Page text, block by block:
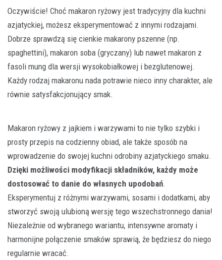
Oczywiście! Choć makaron ryżowy jest tradycyjny dla kuchni
azjatyckiej, możesz eksperymentować z innymi rodzajami.
Dobrze sprawdzą się cienkie makarony pszenne (np.
spaghettini), makaron soba (gryczany) lub nawet makaron z
fasoli mung dla wersji wysokobiałkowej i bezglutenowej.
Każdy rodzaj makaronu nada potrawie nieco inny charakter, ale
równie satysfakcjonujący smak.
Makaron ryżowy z jajkiem i warzywami to nie tylko szybki i
prosty przepis na codzienny obiad, ale także sposób na
wprowadzenie do swojej kuchni odrobiny azjatyckiego smaku.
Dzięki możliwości modyfikacji składników, każdy może
dostosować to danie do własnych upodobań.
Eksperymentuj z różnymi warzywami, sosami i dodatkami, aby
stworzyć swoją ulubioną wersję tego wszechstronnego dania!
Niezależnie od wybranego wariantu, intensywne aromaty i
harmonijne połączenie smaków sprawią, że będziesz do niego
regularnie wracać.